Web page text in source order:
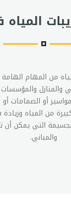
من المهام
والمؤسسات
أو الصمامات أو
من المياه وزيادة
الجسيمة التي يمكن
والمباني.